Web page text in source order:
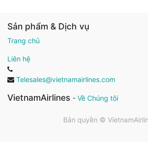
Sản phẩm & Dịch vụ
Trang chủ
Liên hệ
Telesales@vietnamairlines.com
VietnamAirlines - Về Chúng tôi
Bản quyền ©